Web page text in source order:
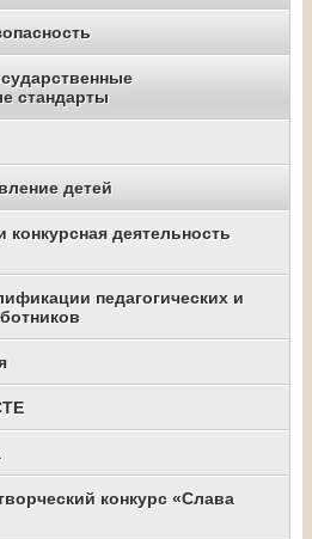
стандарты
детей
конкурсная деятельность
педагогических и
конкурс «Слава